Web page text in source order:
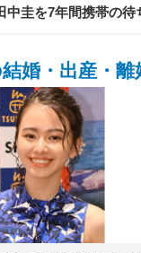
中圭を7年間携帯の
婚・出産・離